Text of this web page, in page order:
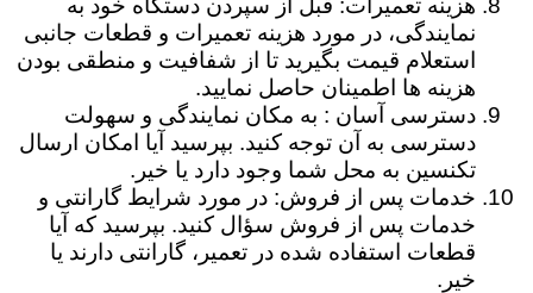
هزینه تعمیرات: قبل از سپردن دستگاه خود به
نمایندگی، در مورد هزینه تعمیرات و قطعات جانبی
استعلام قیمت بگیرید تا از شفافیت و منطقی بودن
هزینه ها اطمینان حاصل نمایید.
دسترسی آسان : به مکان نمایندگی و سهولت
دسترسی به آن توجه کنید. بپرسید آیا امکان ارسال
تکنسین به محل شما وجود دارد یا خیر.
خدمات پس از فروش: در مورد شرایط گارانتی و
خدمات پس از فروش سؤال کنید. بپرسید که آیا
قطعات استفاده شده در تعمیر، گارانتی دارند یا
خیر.